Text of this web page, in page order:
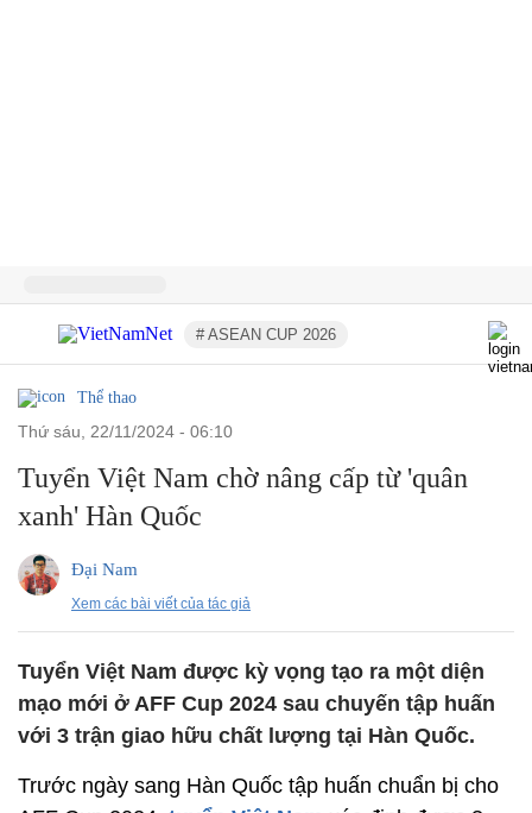
# ASEAN CUP 2026
Thể thao
thứ sáu, 22/11/2024 - 06:10
Tuyển Việt Nam chờ nâng cấp từ 'quân
xanh' Hàn Quốc
Đại Nam
Xem các bài viết của tác giả
Tuyển Việt Nam được kỳ vọng tạo ra một diện
mạo mới ở AFF Cup 2024 sau chuyến tập huấn
với 3 trận giao hữu chất lượng tại Hàn Quốc.
Trước ngày sang Hàn Quốc tập huấn chuẩn bị cho